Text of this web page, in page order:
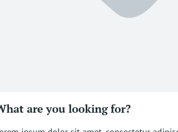
are you looking for?